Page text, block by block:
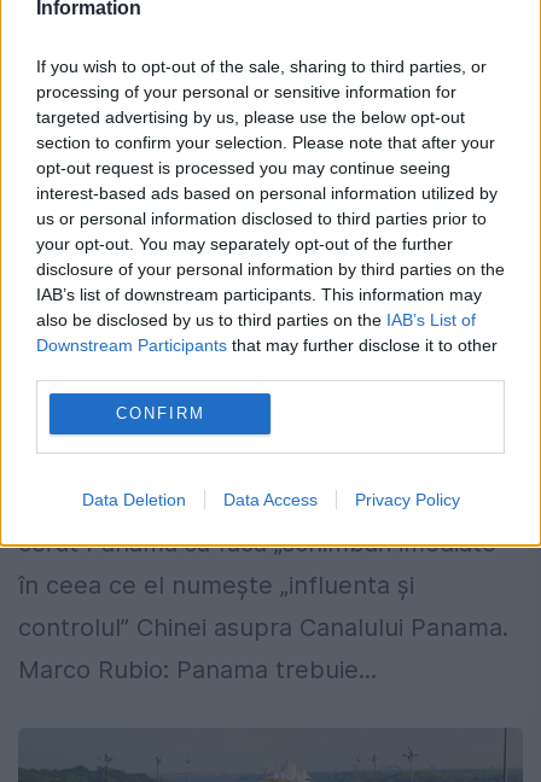
Information
If you wish to opt-out of the sale, sharing to third parties, or
processing of your personal or sensitive information for
targeted advertising by us, please use the below opt-out
section to confirm your selection. Please note that after your
opt-out request is processed you may continue seeing
interest-based ads based on personal information utilized by
us or personal information disclosed to third parties prior to
your opt-out. You may separately opt-out of the further
disclosure of your personal information by third parties on the
IAB’s list of downstream participants. This information may
also be disclosed by us to third parties on the IAB’s List of
Downstream Participants that may further disclose it to other
CONFIRM
Data Deletion Data Access Privacy Policy
Marco Rubio: Pretențiile SUA asupra
canalului Panama sunt ca să reducă
influența Chinei
3 FEBRUARIE 2025
Secretarul de Stat al SUA, Marco Rubio, a
cerut Panama să facă „schimbări imediate”
în ceea ce el numește „influenta și
controlul” Chinei asupra Canalului Panama.
Marco Rubio: Panama trebuie...